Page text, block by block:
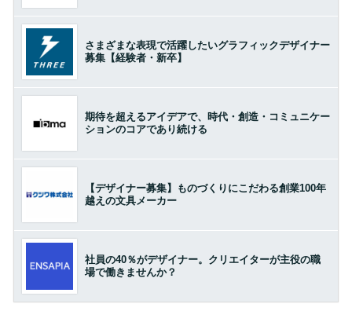
さまざまな表現で活躍したいグラフィックデザイナー
募集【経験者・新卒】
期待を超えるアイデアで、時代・創造・コミュニケー
ションのコアであり続ける
【デザイナー募集】ものづくりにこだわる創業100年
越えの文具メーカー
社員の40％がデザイナー。クリエイターが主役の職
場で働きませんか？